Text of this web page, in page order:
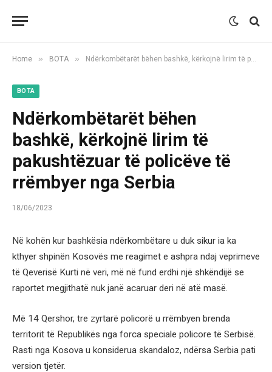
Home » BOTA » Ndërkombëtarët bëhen bashkë, kërkojnë lirim të pakushtëzuar të policëve të rrëmbyer nga Serbia
BOTA
Ndërkombëtarët bëhen
bashkë, kërkojnë lirim të
pakushtëzuar të policëve të
rrëmbyer nga Serbia
18/06/2023
Në kohën kur bashkësia ndërkombëtare u duk sikur ia ka
kthyer shpinën Kosovës me reagimet e ashpra ndaj veprimeve
të Qeverisë Kurti në veri, më në fund erdhi një shkëndijë se
raportet megjithatë nuk janë acaruar deri në atë masë.
Më 14 Qershor, tre zyrtarë policorë u rrëmbyen brenda
territorit të Republikës nga forca speciale policore të Serbisë.
Rasti nga Kosova u konsiderua skandaloz, ndërsa Serbia pati
version tjetër.